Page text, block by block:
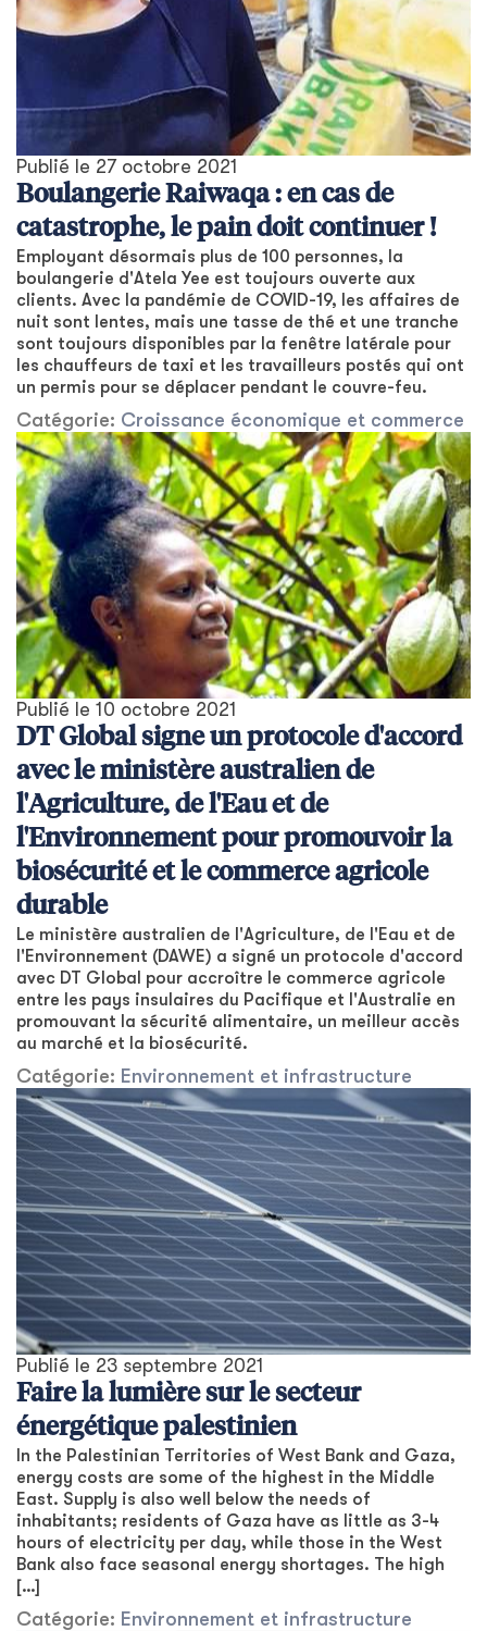
Publié le 27 octobre 2021
Boulangerie Raiwaqa : en cas de
catastrophe, le pain doit continuer !
Employant désormais plus de 100 personnes, la
boulangerie d'Atela Yee est toujours ouverte aux
clients. Avec la pandémie de COVID-19, les affaires de
nuit sont lentes, mais une tasse de thé et une tranche
sont toujours disponibles par la fenêtre latérale pour
les chauffeurs de taxi et les travailleurs postés qui ont
un permis pour se déplacer pendant le couvre-feu.
Catégorie: Croissance économique et commerce
Publié le 10 octobre 2021
DT Global signe un protocole d'accord
avec le ministère australien de
l'Agriculture, de l'Eau et de
l'Environnement pour promouvoir la
biosécurité et le commerce agricole
durable
Le ministère australien de l'Agriculture, de l'Eau et de
l'Environnement (DAWE) a signé un protocole d'accord
avec DT Global pour accroître le commerce agricole
entre les pays insulaires du Pacifique et l'Australie en
promouvant la sécurité alimentaire, un meilleur accès
au marché et la biosécurité.
Catégorie: Environnement et infrastructure
Publié le 23 septembre 2021
Faire la lumière sur le secteur
énergétique palestinien
In the Palestinian Territories of West Bank and Gaza,
energy costs are some of the highest in the Middle
East. Supply is also well below the needs of
inhabitants; residents of Gaza have as little as 3-4
hours of electricity per day, while those in the West
Bank also face seasonal energy shortages. The high
[…]
Catégorie: Environnement et infrastructure